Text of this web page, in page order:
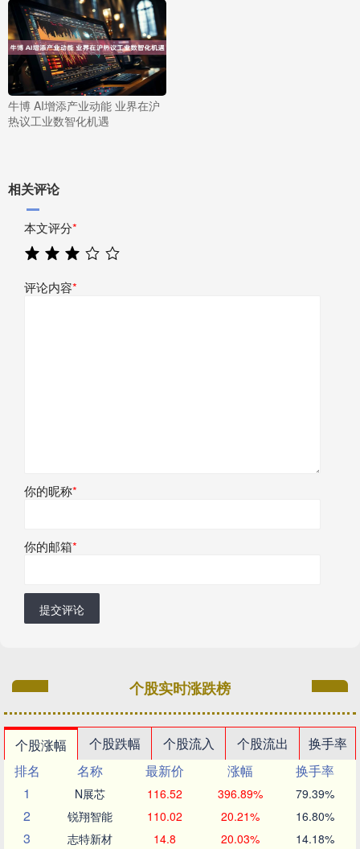
牛博 AI增添产业动能 业界在沪
热议工业数智化机遇
相关评论
本文评分*
评论内容*
你的昵称*
你的邮箱*
提交评论
个股实时涨跌榜
个股涨幅 个股跌幅 个股流入 个股流出
换手率
排名
名称 最新价 涨幅
换手率
1
N展芯 116.52 396.89% 79.39%
2 锐翔智能 110.02 20.21% 16.80%
3 志特新材 14.8 20.03% 14.18%